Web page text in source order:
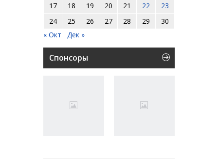
17
18 19 20 21 22
23
24
25 26 27 28 29
30
« Окт
Дек »
Спонсоры